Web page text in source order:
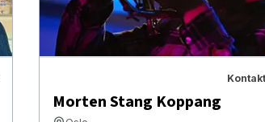
Morten Stang Koppang